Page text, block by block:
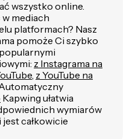
wszystko online.
mediach
platformach? Nasz
pomoże Ci szybko
z Instagrama na
, z YouTube na
Kapwing ułatwia
wymiarów
jest całkowicie